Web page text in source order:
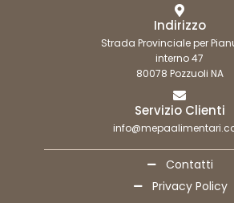
Indirizzo
Strada Provinciale per
interno 47
80078 Pozzuoli NA
Servizio Clienti
Contatti
Privacy Policy